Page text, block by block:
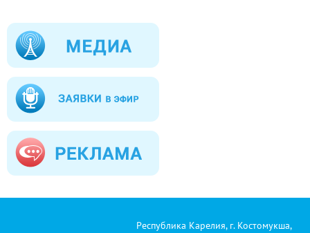
Республика Карелия, г. Костомукша,